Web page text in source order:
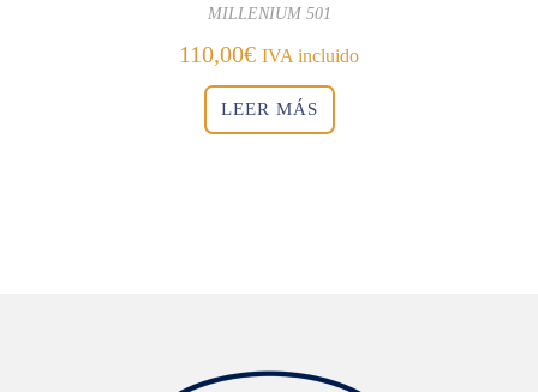
MILLENIUM 501
110,00€ IVA incluido
LEER MÁS